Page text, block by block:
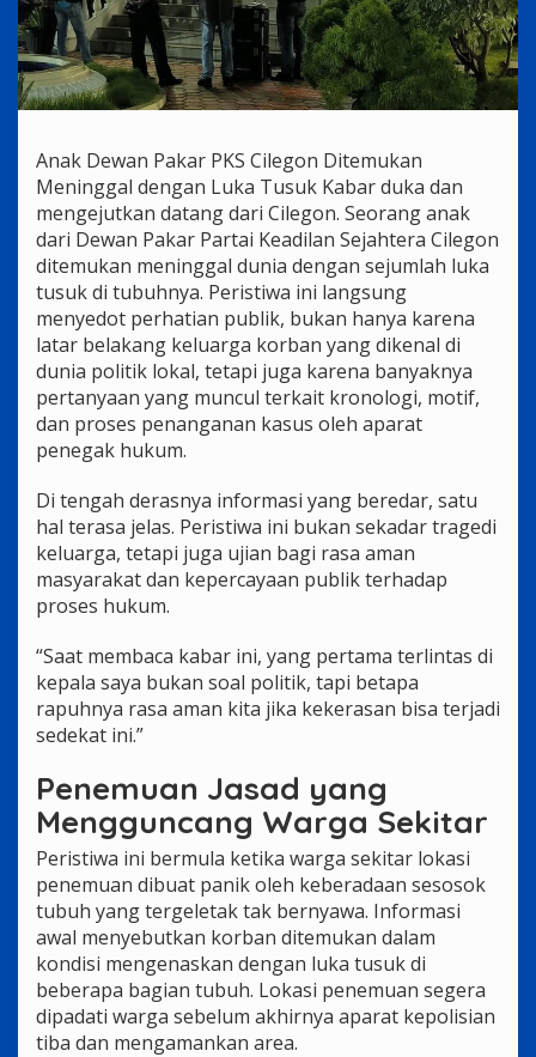
Anak Dewan Pakar PKS Cilegon Ditemukan
Meninggal dengan Luka Tusuk Kabar duka dan
mengejutkan datang dari Cilegon. Seorang anak
dari Dewan Pakar Partai Keadilan Sejahtera Cilegon
ditemukan meninggal dunia dengan sejumlah luka
tusuk di tubuhnya. Peristiwa ini langsung
menyedot perhatian publik, bukan hanya karena
latar belakang keluarga korban yang dikenal di
dunia politik lokal, tetapi juga karena banyaknya
pertanyaan yang muncul terkait kronologi, motif,
dan proses penanganan kasus oleh aparat
penegak hukum.
Di tengah derasnya informasi yang beredar, satu
hal terasa jelas. Peristiwa ini bukan sekadar tragedi
keluarga, tetapi juga ujian bagi rasa aman
masyarakat dan kepercayaan publik terhadap
proses hukum.
“Saat membaca kabar ini, yang pertama terlintas di
kepala saya bukan soal politik, tapi betapa
rapuhnya rasa aman kita jika kekerasan bisa terjadi
sedekat ini.”
Penemuan Jasad yang
Mengguncang Warga Sekitar
Peristiwa ini bermula ketika warga sekitar lokasi
penemuan dibuat panik oleh keberadaan sesosok
tubuh yang tergeletak tak bernyawa. Informasi
awal menyebutkan korban ditemukan dalam
kondisi mengenaskan dengan luka tusuk di
beberapa bagian tubuh. Lokasi penemuan segera
dipadati warga sebelum akhirnya aparat kepolisian
tiba dan mengamankan area.